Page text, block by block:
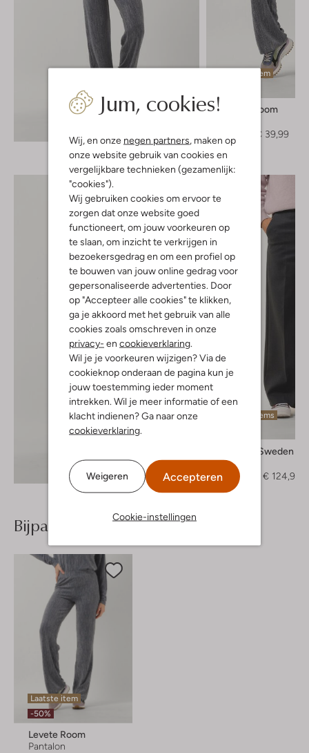
Jum, cookies!
Wij, en onze negen partners , maken op
onze website gebruik van cookies en
vergelijkbare technieken (gezamenlijk:
"cookies").
Wij gebruiken cookies om ervoor te
zorgen dat onze website goed
functioneert, om jouw voorkeuren op
te slaan, om inzicht te verkrijgen in
bezoekersgedrag en om een profiel op
te bouwen van jouw online gedrag voor
gepersonaliseerde advertenties. Door
op "Accepteer alle cookies" te klikken,
ga je akkoord met het gebruik van alle
cookies zoals omschreven in onze
privacy- en cookieverklaring
Wil je je voorkeuren wijzigen? Via de
cookieknop onderaan de pagina kun je
jouw toestemming ieder moment
intrekken. Wil je meer informatie of een
klacht indienen? Ga naar onze
cookieverklaring
Weigeren Accepteren
Cookie-instellingen
Laatste item
Levete Room
€ 39,99
Ontdek de look
Laatste items
Tiger Of Sweden
Pantalon
€ 249,95
€ 124,95
Bijpassende producten
Laatste item
-50%
Levete Room
Pantalon